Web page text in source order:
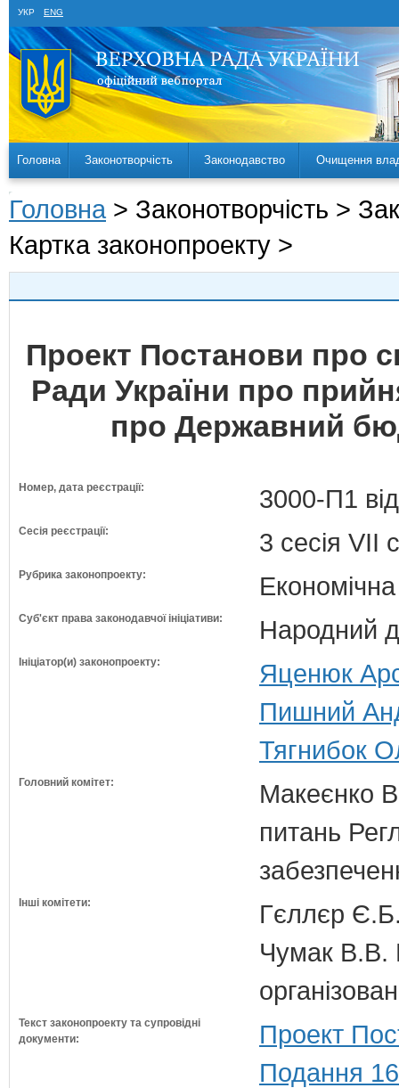
УКР ENG
Головна Законотворчість Законодавство Очищення
Головна > Законотворчість >
Картка законопроекту >
Проект Постанови про
Ради України про
про Державний
Номер, дата реєстрації: 3000-П1
Сесія реєстрації: 3 сесія VII
Рубрика законопроекту:
Суб'єкт права законодавчої ініціативи: Народний
Ініціатор(и) законопроекту:
Яценюк
Пишний
Тягнибок
Головний комітет:
Макеєнко
питань
Інші комітети:
Гєллєр
Чумак В.В.
Текст законопроекту та супровідні
документи:
Проект
Подання